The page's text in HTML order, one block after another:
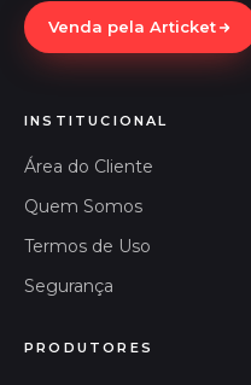
Venda pela Articket
INSTITUCIONAL
Área do Cliente
Quem Somos
Termos de Uso
Segurança
PRODUTORES